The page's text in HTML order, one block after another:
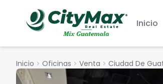
Inicio
Inicio chevron_right Oficinas chevron_right Venta chevron_right Ciudad De